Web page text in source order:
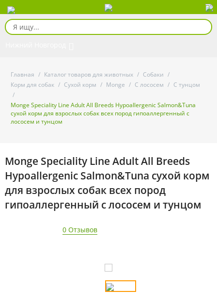
Главная / Каталог товаров для животных / Собаки /
Корм для собак / Сухой корм / Monge / С лососем / С тунцом
/
Monge Speciality Line Adult All Breeds Hypoallergenic Salmon&Tuna
сухой корм для взрослых собак всех пород гипоаллергенный с
лососем и тунцом
Monge Speciality Line Adult All Breeds
Hypoallergenic Salmon&Tuna сухой корм
для взрослых собак всех пород
гипоаллергенный с лососем и тунцом
0 Отзывов